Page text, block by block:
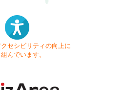
セシビリティの向上に
んでいます。